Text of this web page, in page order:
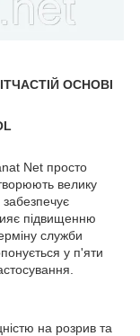
ОСНОВІ
Net просто
велику
забезпечує
підвищенню
служби
у п'яти
на розрив та